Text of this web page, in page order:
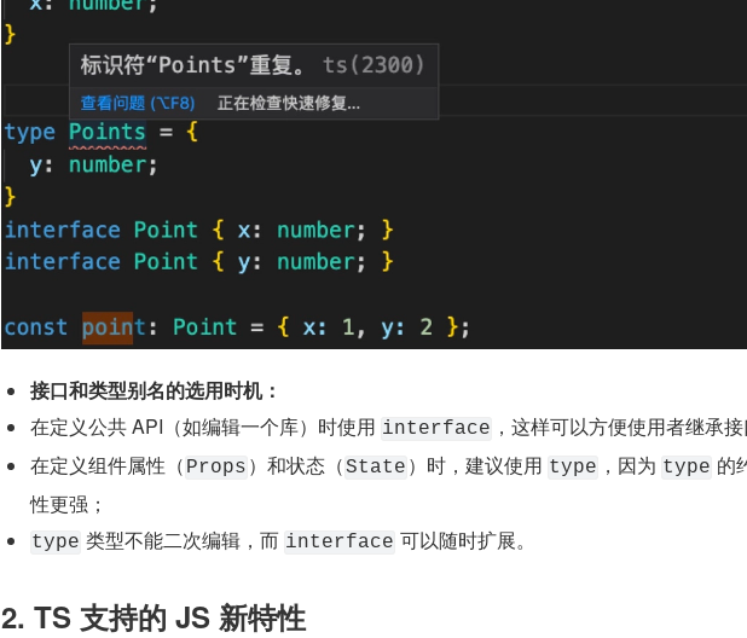
接口和类型别名的选用时机：
在定义公共 API（如编辑一个库）时使用 interface ，这样可以方便使用者继承
在定义组件属性（ Props ）和状态（State ）时，建议使用 type ，因为 type 的
性更强；
type 类型不能二次编辑，而 interface 可以随时扩展。
2. TS 支持的 JS 新特性